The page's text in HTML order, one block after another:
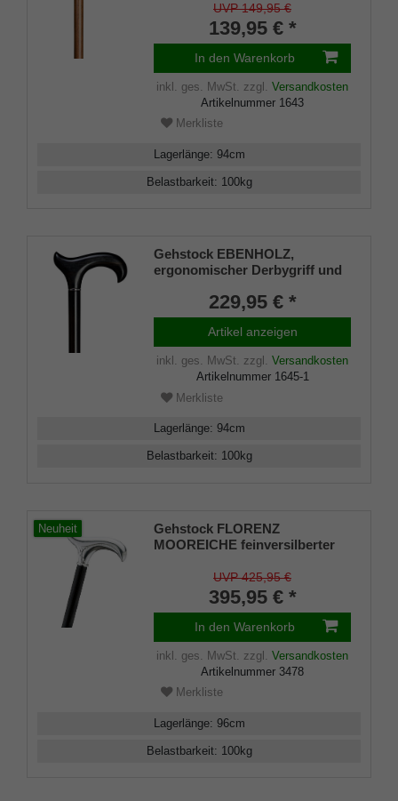
überzogen,Stock Buche mittel
geflammt
UVP 149,95 €
139,95 € *
In den Warenkorb
inkl. ges. MwSt. zzgl. Versandkosten
Artikelnummer 1643
Merkliste
Lagerlänge: 94cm
Belastbarkeit: 100kg
Gehstock EBENHOLZ,
ergonomischer Derbygriff und
handpoliert, leicht geölt, mit
Chrom-Ring ,inklusiv
schlankem Gummipuffer
229,95 € *
Artikel anzeigen
inkl. ges. MwSt. zzgl. Versandkosten
Artikelnummer 1645-1
Merkliste
Lagerlänge: 94cm
Belastbarkeit: 100kg
Neuheit
Gehstock FLORENZ
MOOREICHE feinversilberter
Stock aus Eschen-Holz
schwarz grau gebeizt, inklusive
Gummipuffer
UVP 425,95 €
395,95 € *
In den Warenkorb
inkl. ges. MwSt. zzgl. Versandkosten
Artikelnummer 3478
Merkliste
Lagerlänge: 96cm
Belastbarkeit: 100kg